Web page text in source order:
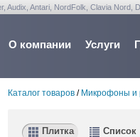
Antari, NordFolk, Clavia Nord,
О компании Услуги
Каталог товаров / Микрофоны и
Плитка Список